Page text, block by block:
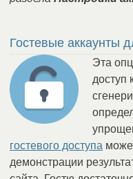
Гостевые аккаунты
Эта
доступ
гостевого доступа
демонстрации